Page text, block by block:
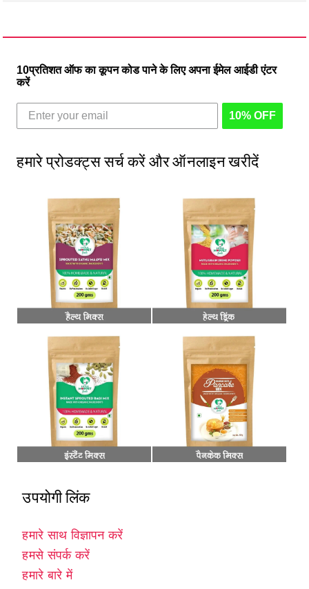
10प्रतिशत ऑफ का कूपन कोड पाने के लिए अपना ईमेल आईडी एंटर
करें
10% OFF
हमारे प्रोडक्ट्स सर्च करें और ऑनलाइन खरीदें
उपयोगी लिंक
हमारे साथ विज्ञापन करें
हमसे संपर्क करें
हमारे बारे में